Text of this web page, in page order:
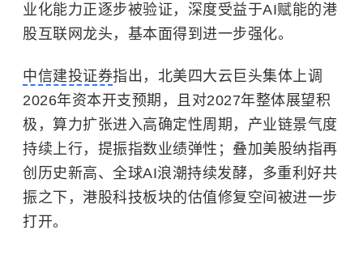
业化能力正逐步被验证，深度受益于AI赋能的港
股互联网龙头，基本面得到进一步强化。
中信建投证券指出，北美四大云巨头集体上调
2026年资本开支预期，且对2027年整体展望积
极，算力扩张进入高确定性周期，产业链景气度
持续上行，提振指数业绩弹性；叠加美股纳指再
创历史新高、全球AI浪潮持续发酵，多重利好共
振之下，港股科技板块的估值修复空间被进一步
打开。